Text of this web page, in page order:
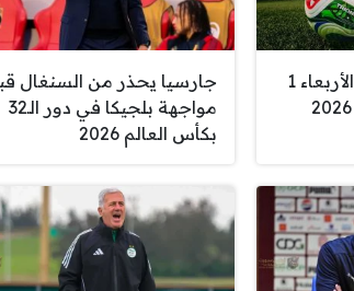
مواعيد مباريات اليوم الأربعاء 1
يوليو في كأس العالم 2026
جارسيا يحذر من السنغال
مواجهة بلجيكا في دور الـ32
بكأس العالم 2026